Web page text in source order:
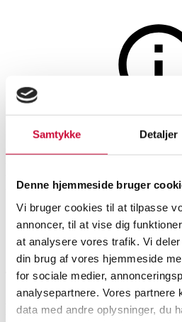
Samtykke Detaljer
Denne hjemmeside bruger
Vi bruger cookies til at tilpasse
annoncer, til at vise dig
at analysere vores trafik. Vi
din brug af vores hjemmeside
for sociale medier,
analysepartnere. Vores partnere
data med andre oplysninger, du
Legetøj
Lego, Nexo
Hover mfl. (2016
SHOWROOMVURDERING
1.400
Beskrivelse